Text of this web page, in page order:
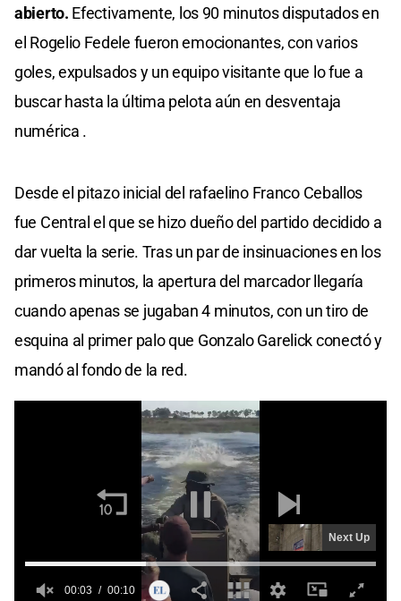
abierto. Efectivamente, los 90 minutos disputados en
el Rogelio Fedele fueron emocionantes, con varios
goles, expulsados y un equipo visitante que lo fue a
buscar hasta la última pelota aún en desventaja
numérica .
Desde el pitazo inicial del rafaelino Franco Ceballos
fue Central el que se hizo dueño del partido decidido a
dar vuelta la serie. Tras un par de insinuaciones en los
primeros minutos, la apertura del marcador llegaría
cuando apenas se jugaban 4 minutos, con un tiro de
esquina al primer palo que Gonzalo Garelick conectó y
mandó al fondo de la red.